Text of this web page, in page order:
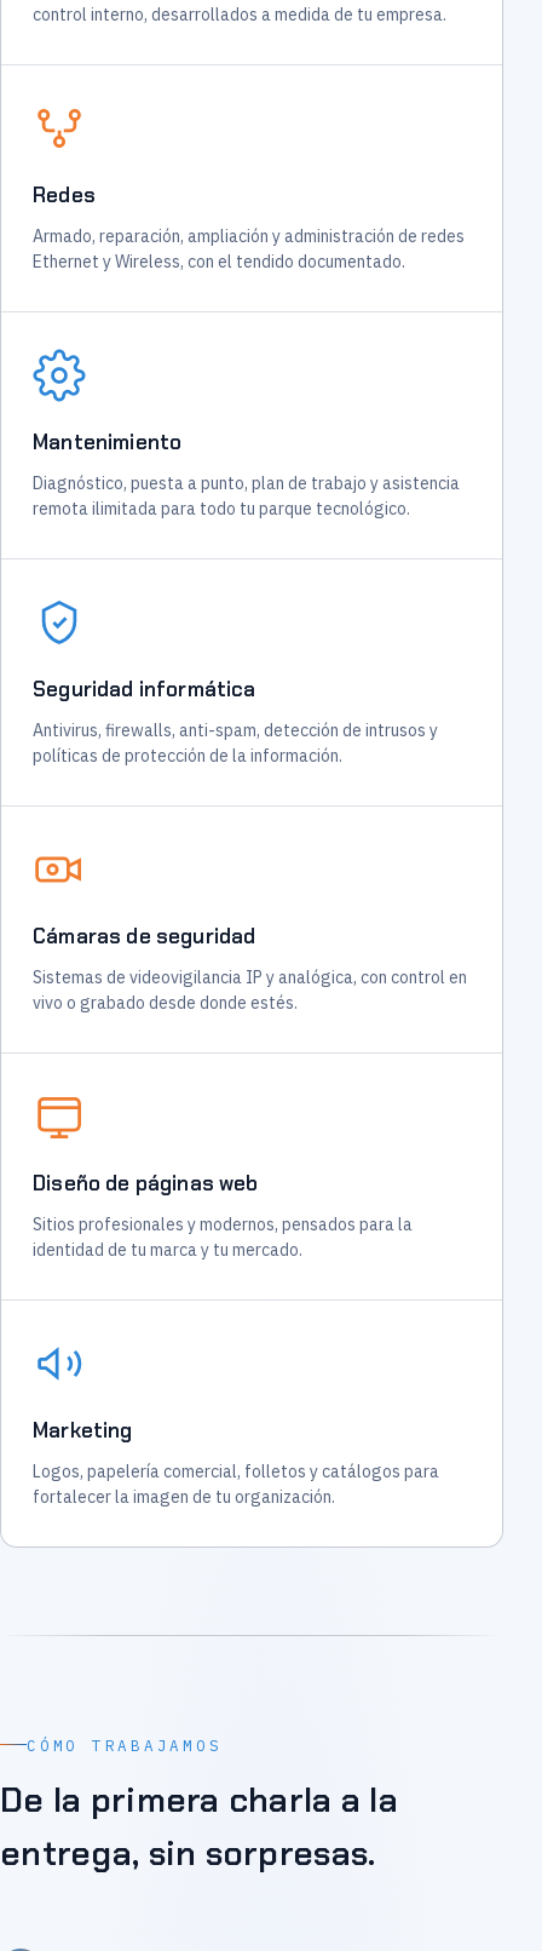
control interno, desarrollados a medida de tu empresa.
Redes
Armado, reparación, ampliación y administración de redes
Ethernet y Wireless, con el tendido documentado.
Mantenimiento
Diagnóstico, puesta a punto, plan de trabajo y asistencia
remota ilimitada para todo tu parque tecnológico.
Seguridad informática
Antivirus, firewalls, anti-spam, detección de intrusos y
políticas de protección de la información.
Cámaras de seguridad
Sistemas de videovigilancia IP y analógica, con control en
vivo o grabado desde donde estés.
Diseño de páginas web
Sitios profesionales y modernos, pensados para la
identidad de tu marca y tu mercado.
Marketing
Logos, papelería comercial, folletos y catálogos para
fortalecer la imagen de tu organización.
CÓMO TRABAJAMOS
De la primera charla a la
entrega, sin sorpresas.